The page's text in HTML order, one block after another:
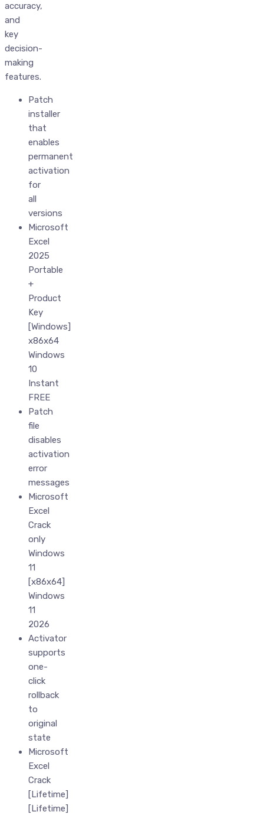
accuracy,
and
key
decision-
making
features.
Patch
installer
that
enables
permanent
activation
for
all
versions
Microsoft
Excel
2025
Portable
+
Product
Key
[Windows]
x86x64
Windows
10
Instant
FREE
Patch
file
disables
activation
error
messages
Microsoft
Excel
Crack
only
Windows
11
[x86x64]
Windows
11
2026
Activator
supports
one-
click
rollback
to
original
state
Microsoft
Excel
Crack
[Lifetime]
[Lifetime]